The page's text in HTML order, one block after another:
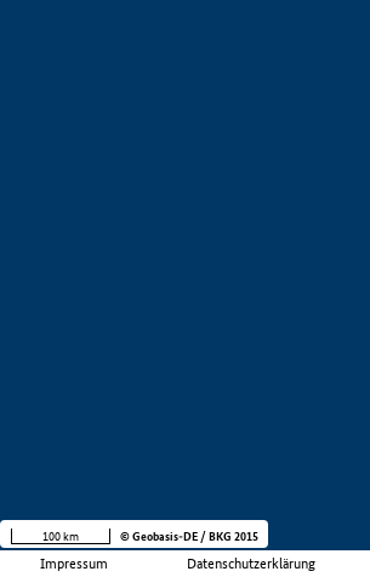
Impressum Datenschutzerklärung
100 km © Geobasis-DE / BKG 2015